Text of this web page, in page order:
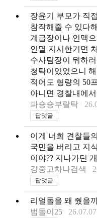
장윤기 부모가 직
참작해줄 수 있다
계급장이나 인맥
인멸 지시한거면
수사팀장이 뭐하
청탁이있었으니 해
적어도 형량의 50
아니면 경찰내에
파숑숑부랄탁
답댓글
이게 너희 견찰들
국민을 버리고 지
이야?? 지나가던
걍중고차나검색
답댓글
리얼돌을 왜 줬을
법돌이25